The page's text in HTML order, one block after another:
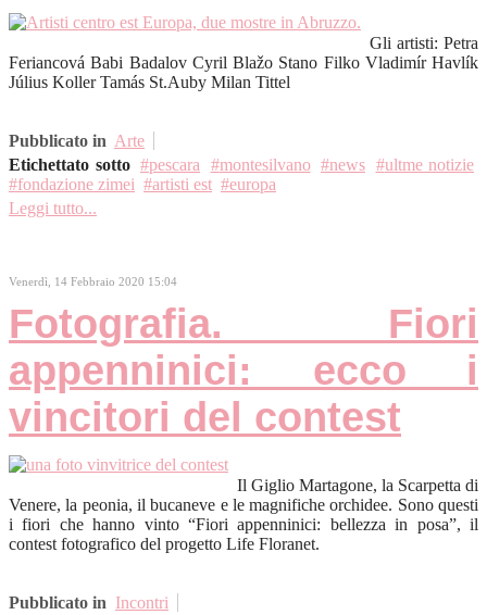
Gli artisti: Petra
Feriancová Babi Badalov Cyril Blažo Stano Filko Vladimír Havlík
Július Koller Tamás St.Auby Milan Tittel
Pubblicato in Arte
Etichettato sotto
pescara montesilvano news
ultme notizie
fondazione zimei
artisti est
europa
Leggi tutto...
Venerdì, 14 Febbraio 2020 15:04
Fotografia. Fiori
appenninici: ecco i
vincitori del contest
Il Giglio Martagone, la Scarpetta di
Venere, la peonia, il bucaneve e le magnifiche orchidee. Sono questi
i fiori che hanno vinto “Fiori appenninici: bellezza in posa”, il
contest fotografico del progetto Life Floranet.
Pubblicato in Incontri